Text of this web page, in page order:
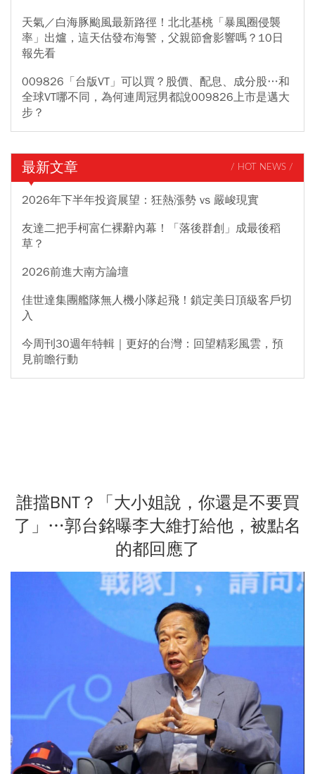
天氣／白海豚颱風最新路徑！北北基桃「暴風圈侵襲
率」出爐，這天估發布海警，父親節會影響嗎？10日
報先看
009826「台版VT」可以買？股價、配息、成分股…和
全球VT哪不同，為何連周冠男都說009826上市是邁大
步？
最新文章 / HOT NEWS /
2026年下半年投資展望：狂熱漲勢 vs 嚴峻現實
友達二把手柯富仁裸辭內幕！「落後群創」成最後稻
草？
2026前進大南方論壇
佳世達集團艦隊無人機小隊起飛！鎖定美日頂級客戶切
入
今周刊30週年特輯｜更好的台灣：回望精彩風雲，預
見前瞻行動
誰擋BNT？「大小姐說，你還是不要買
了」…郭台銘曝李大維打給他，被點名
的都回應了